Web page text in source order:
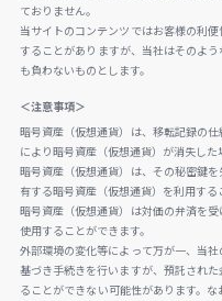
ておりません。
当サイトのコンテンツではお客様の利
することがありますが、当社はそのよ
も負わないものとします。
＜注意事項＞
暗号資産（仮想通貨）は、移転記録の
により暗号資産（仮想通貨）が消失した
暗号資産（仮想通貨）は、その秘密鍵
有する暗号資産（仮想通貨）を利用する
暗号資産（仮想通貨）は対価の弁済を
使用することができます。
外部環境の変化等によって万が一、当
基づき手続きを行いますが、預託され
ることができない可能性があります。